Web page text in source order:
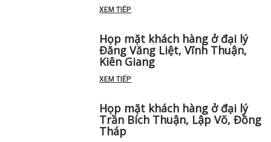
XEM TIẾP
Họp mặt khách hàng ở đại lý
Đăng Văng Liệt, Vĩnh Thuận,
Kiên Giang
XEM TIẾP
Họp mặt khách hàng ở đại lý
Trần Bích Thuận, Lập Võ, Đồng
Tháp